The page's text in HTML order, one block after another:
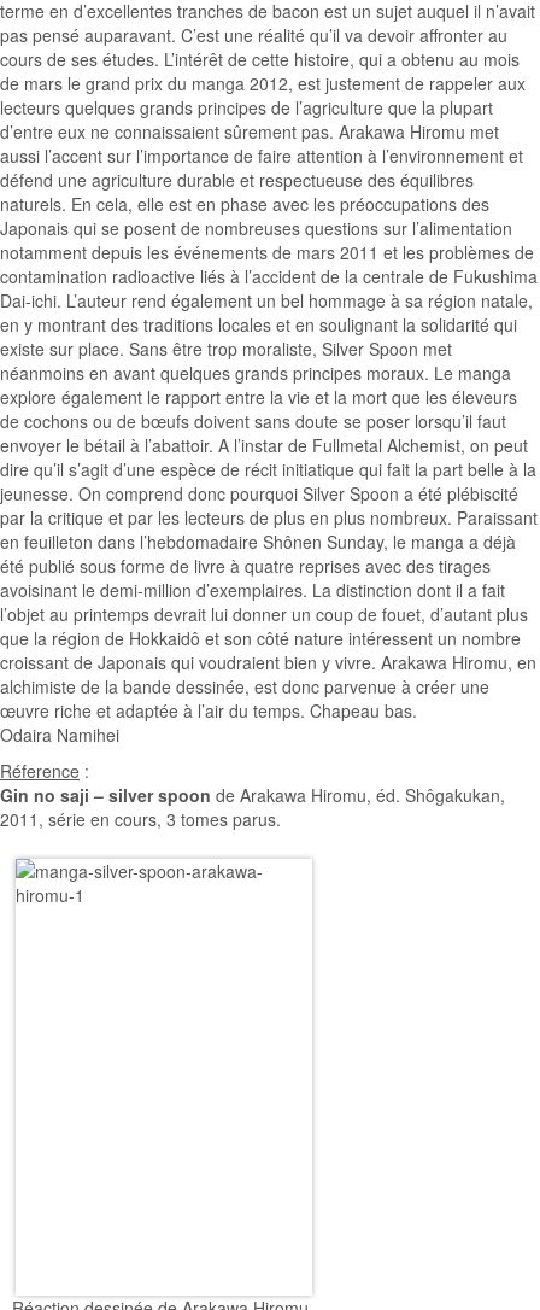
terme en d’excellentes tranches de bacon est un sujet auquel il n’avait
pas pensé auparavant. C’est une réalité qu’il va devoir affronter au
cours de ses études. L’intérêt de cette histoire, qui a obtenu au mois
de mars le grand prix du manga 2012, est justement de rappeler aux
lecteurs quelques grands principes de l’agriculture que la plupart
d’entre eux ne connaissaient sûrement pas. Arakawa Hiromu met
aussi l’accent sur l’importance de faire attention à l’environnement et
défend une agriculture durable et respectueuse des équilibres
naturels. En cela, elle est en phase avec les préoccupations des
Japonais qui se posent de nombreuses questions sur l’alimentation
notamment depuis les événements de mars 2011 et les problèmes de
contamination radioactive liés à l’accident de la centrale de Fukushima
Dai-ichi. L’auteur rend également un bel hommage à sa région natale,
en y montrant des traditions locales et en soulignant la solidarité qui
existe sur place. Sans être trop moraliste, Silver Spoon met
néanmoins en avant quelques grands principes moraux. Le manga
explore également le rapport entre la vie et la mort que les éleveurs
de cochons ou de bœufs doivent sans doute se poser lorsqu’il faut
envoyer le bétail à l’abattoir. A l’instar de Fullmetal Alchemist, on peut
dire qu’il s’agit d’une espèce de récit initiatique qui fait la part belle à la
jeunesse. On comprend donc pourquoi Silver Spoon a été plébiscité
par la critique et par les lecteurs de plus en plus nombreux. Paraissant
en feuilleton dans l’hebdomadaire Shônen Sunday, le manga a déjà
été publié sous forme de livre à quatre reprises avec des tirages
avoisinant le demi-million d’exemplaires. La distinction dont il a fait
l’objet au printemps devrait lui donner un coup de fouet, d’autant plus
que la région de Hokkaidô et son côté nature intéressent un nombre
croissant de Japonais qui voudraient bien y vivre. Arakawa Hiromu, en
alchimiste de la bande dessinée, est donc parvenue à créer une
œuvre riche et adaptée à l’air du temps. Chapeau bas.
Odaira Namihei
Réference :
Gin no saji – silver spoon de Arakawa Hiromu, éd. Shôgakukan,
2011, série en cours, 3 tomes parus.